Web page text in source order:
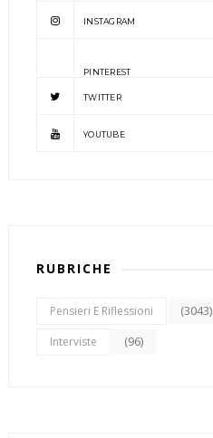
INSTAGRAM
PINTEREST
TWITTER
YOUTUBE
RUBRICHE
Pensieri E Riflessioni (3043)
Interviste (96)